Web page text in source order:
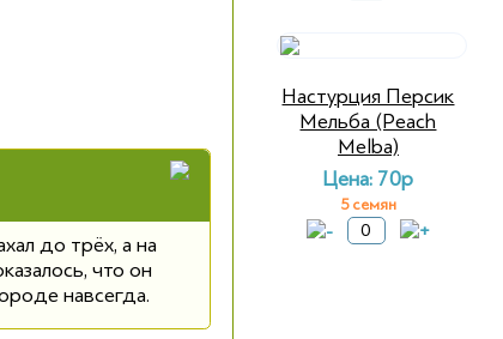
до трёх, а на
что он
навсегда.
Настурция Персик
Мельба (Peach
Melba)
Цена: 70р
5 семян